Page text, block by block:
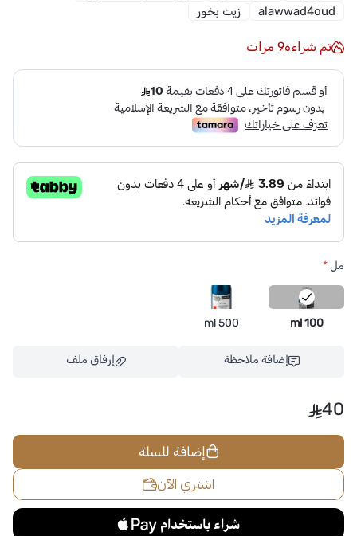
alawwad4oud
زيت بخور
تم شراءه9 مرات
مل*
100 ml
500 ml
إضافة ملاحظة إرفاق ملف
اسحب و افلت الملف هنا
استعراض
40
إضافة للسلة
اشتري الآن